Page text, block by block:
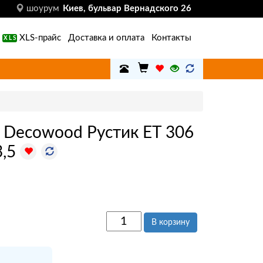
шоурум Киев, бульвар Вернадского 26
XLS XLS-прайс Доставка и оплата Контакты
Рустик ET 306
В корзину